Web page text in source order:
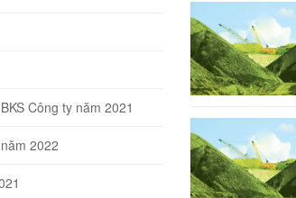
Công ty năm 2021
2022